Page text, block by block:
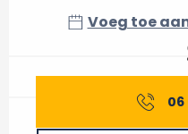
Voeg toe
06